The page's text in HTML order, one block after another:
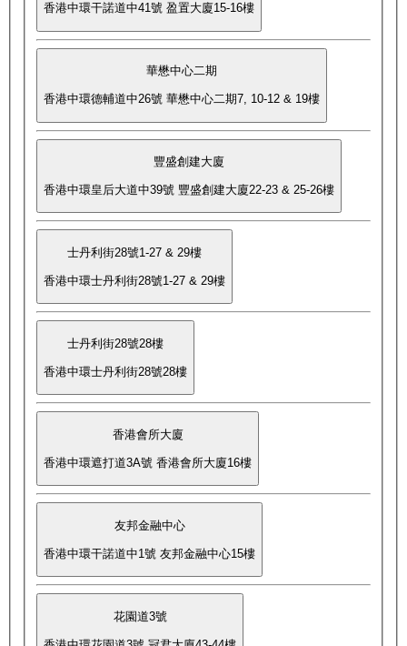
香港中環干諾道中41號 盈置大廈15-16樓
華懋中心二期
香港中環德輔道中26號 華懋中心二期7, 10-12 & 19樓
豐盛創建大廈
香港中環皇后大道中39號 豐盛創建大廈22-23 & 25-26樓
士丹利街28號1-27 & 29樓
香港中環士丹利街28號1-27 & 29樓
士丹利街28號28樓
香港中環士丹利街28號28樓
香港會所大廈
香港中環遮打道3A號 香港會所大廈16樓
友邦金融中心
香港中環干諾道中1號 友邦金融中心15樓
花園道3號